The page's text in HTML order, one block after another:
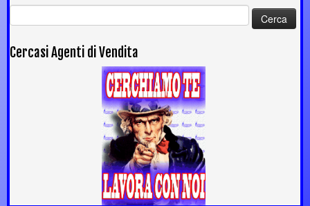
Ricerca
per:
Cercasi Agenti di Vendita